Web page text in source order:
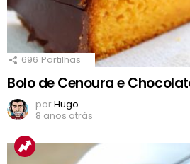
696 Partilhas
Bolo de Cenoura e
porHugo
8 anos atrás